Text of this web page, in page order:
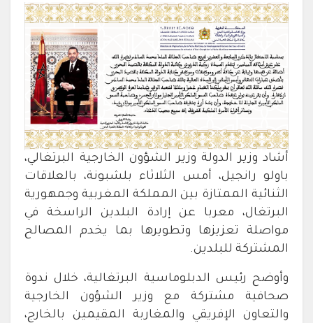
أشاد وزير الدولة وزير الشؤون الخارجية البرتغالي،
باولو رانجيل، أمس الثلاثاء بلشبونة، بالعلاقات
الثنائية الممتازة بين المملكة المغربية وجمهورية
البرتغال، معربا عن إرادة البلدين الراسخة في
مواصلة تعزيزها وتطويرها بما يخدم المصالح
المشتركة للبلدين.
وأوضح رئيس الدبلوماسية البرتغالية، خلال ندوة
صحافية مشتركة مع وزير الشؤون الخارجية
والتعاون الإفريقي والمغاربة المقيمين بالخارج،